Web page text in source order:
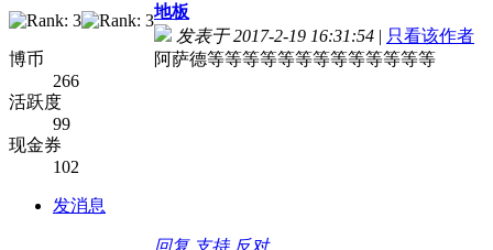
博币
266
活跃度
99
现金券
102
发消息
地板
发表于 2017-2-19 16:31:54 | 只看该作者
阿萨德等等等等等等等等等等等等等
回复 支持 反对